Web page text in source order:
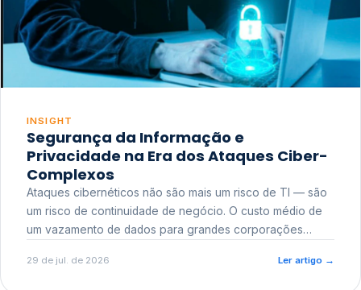
INSIGHT
Segurança da Informação e
Privacidade na Era dos Ataques Ciber-
Complexos
Ataques cibernéticos não são mais um risco de TI — são
um risco de continuidade de negócio. O custo médio de
um vazamento de dados para grandes corporações
reputacional e o risco regulatório junto a órgãos como a
29 de jul. de 2026 Ler artigo →